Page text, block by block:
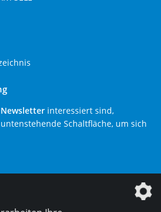
Newsletter interessiert sind,
Schaltfläche, um sich
ist ein Unternehmen der